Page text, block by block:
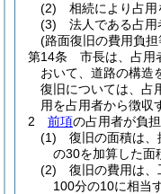
(2)
相続により占用
(3)
法人である占用
(路面復旧の費用負担
第14条
市長は、占用
おいて、道路の構造
復旧については、占
用を占用者から徴収
2
前項の占用者が負
(1)
復旧の面積は
の30を加算した面
(2)
復旧の費用は
100分の10に相当